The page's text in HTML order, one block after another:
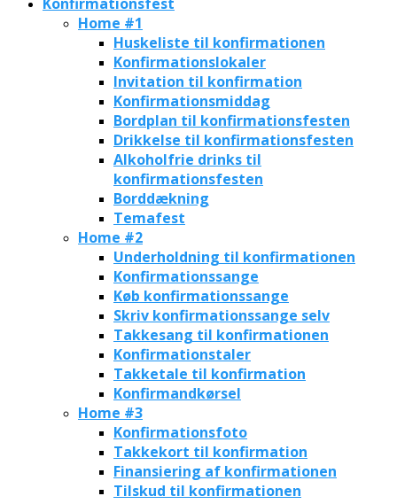
Home #1
Huskeliste til konfirmationen
Konfirmationslokaler
Invitation til konfirmation
Konfirmationsmiddag
Bordplan til konfirmationsfesten
Drikkelse til konfirmationsfesten
Alkoholfrie drinks til
konfirmationsfesten
Borddækning
Temafest
Home #2
Underholdning til konfirmationen
Konfirmationssange
Køb konfirmationssange
Skriv konfirmationssange selv
Takkesang til konfirmationen
Konfirmationstaler
Takketale til konfirmation
Konfirmandkørsel
Home #3
Konfirmationsfoto
Takkekort til konfirmation
Finansiering af konfirmationen
Tilskud til konfirmationen